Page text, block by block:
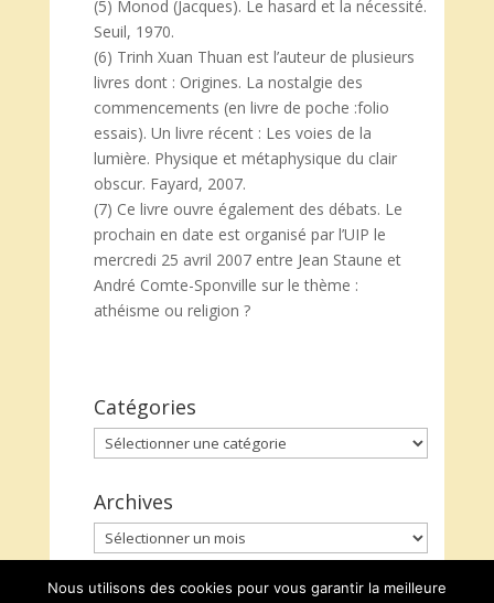
(5) Monod (Jacques). Le hasard et la nécessité.
Seuil, 1970.
(6) Trinh Xuan Thuan est l’auteur de plusieurs
livres dont : Origines. La nostalgie des
commencements (en livre de poche :folio
essais). Un livre récent : Les voies de la
lumière. Physique et métaphysique du clair
obscur. Fayard, 2007.
(7) Ce livre ouvre également des débats. Le
prochain en date est organisé par l’UIP le
mercredi 25 avril 2007 entre Jean Staune et
André Comte-Sponville sur le thème :
athéisme ou religion ?
Catégories
Catégories
Archives
Archives
Nous utilisons des cookies pour vous garantir la meilleure